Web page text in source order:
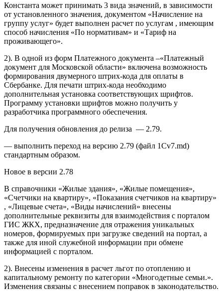
Константа может принимать 3 вида значений, в зависимости
от установленного значения, документом «Начисление на
группу услуг» будет выполнен расчет по услугам , имеющим
способ начисления «По нормативам» и «Тариф на
проживающего».
2). В одной из форм Платежного документа –«Платежный
документ для Московской области» включена возможность
формирования двумерного штрих-кода для оплаты в
Сбербанке. Для печати штрих-кода необходимо
дополнительная установка соответствующих шрифтов.
Программу установки шрифтов можно получить у
разработчика программного обеспечения.
Для получения обновления до релиза — 2.79.
— выполнить переход на версию 2.79 (файл 1Cv7.md)
стандартным образом.
Новое в версии 2.78
В справочники «Жилые здания», «Жилые помещения»,
«Счетчики на квартиру», «Показания счетчиков на квартиру»
, «Лицевые счета», «Виды начислений» внесены
дополнительные реквизиты для взаимодействия с порталом
ГИС ЖКХ, предназначение для отражения уникальных
номеров, формируемых при загрузке сведений на портал, а
также для иной служебной информации при обмене
информацией с порталом.
2). Внесены изменения в расчет льгот по отоплению и
капитальному ремонту по категории «Многодетные семьи.».
Изменения связаны с внесением поправок в законодательство.